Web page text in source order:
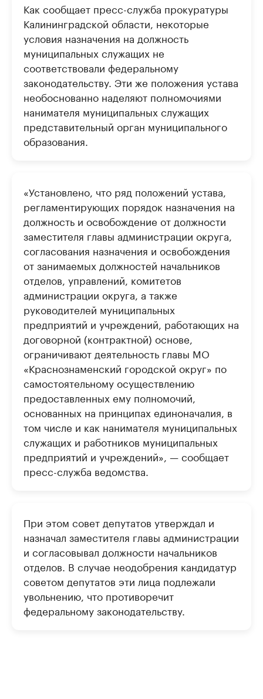
Как сообщает пресс-служба прокуратуры
Калининградской области, некоторые
условия назначения на должность
муниципальных служащих не
соответствовали федеральному
законодательству. Эти же положения устава
необоснованно наделяют полномочиями
нанимателя муниципальных служащих
представительный орган муниципального
образования.
«Установлено, что ряд положений устава,
регламентирующих порядок назначения на
должность и освобождение от должности
заместителя главы администрации округа,
согласования назначения и освобождения
от занимаемых должностей начальников
отделов, управлений, комитетов
администрации округа, а также
руководителей муниципальных
предприятий и учреждений, работающих на
договорной (контрактной) основе,
ограничивают деятельность главы МО
«Краснознаменский городской округ» по
самостоятельному осуществлению
предоставленных ему полномочий,
основанных на принципах единоначалия, в
том числе и как нанимателя муниципальных
служащих и работников муниципальных
предприятий и учреждений», — сообщает
пресс-служба ведомства.
При этом совет депутатов утверждал и
назначал заместителя главы администрации
и согласовывал должности начальников
отделов. В случае неодобрения кандидатур
советом депутатов эти лица подлежали
увольнению, что противоречит
федеральному законодательству.